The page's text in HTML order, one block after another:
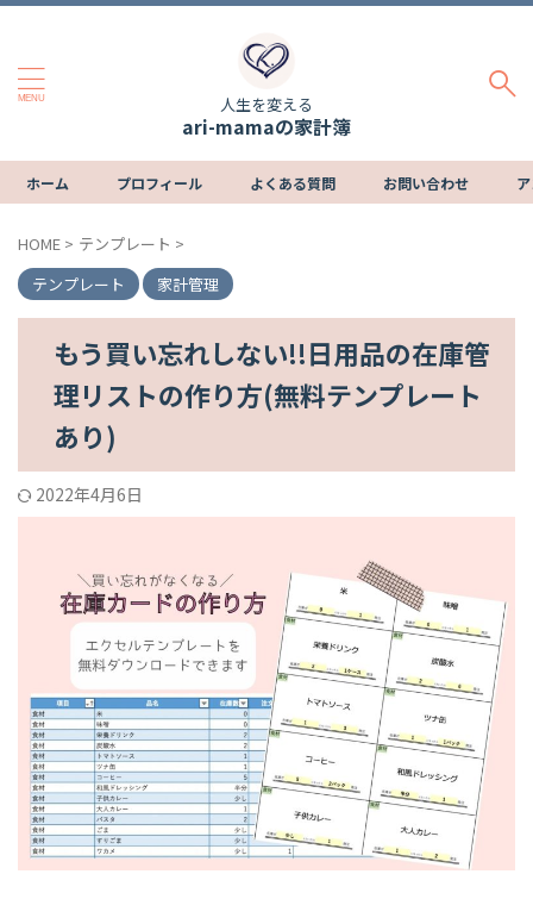
人生を変える
ari-mamaの家計簿
ホーム プロフィール よくある質問 お問い合わせ
HOME > テンプレート >
テンプレート
家計管理
もう買い忘れしない!!日用品の在庫管
理リストの作り方(無料テンプレート
あり)
2022年4月6日